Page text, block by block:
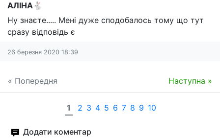
АЛІНА🐇
Ну знаєте..... Мені дуже сподобалось тому що тут
сразу відповідь є
26 березня 2020 18:39
« Попередня Наступна »
1 2 3 4 5 6 7 8 9 10
Додати коментар